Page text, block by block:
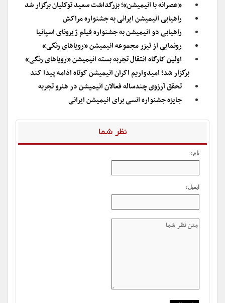
«عصرانه با انیمیشن»؛ بزرگداشت سعید توکلیان برگزار شد
راهیابی انیمیشن ایرانی به جشنواره مراکش
راهیابی دو انیمیشن به جشنواره فیلم ژیرونای اسپانیا
رونمایی از تیزر مجموعه انیمیشن «رویاهای رنگی»
اولین کارگاه انتقال تجربه بسته انیمیشن «رویاهای رنگی»
برگزار شد؛ امیدواریم اکران انیمیشن کوتاه ادامه پیدا کند
تحقق آرزوی چندساله فعالان انیمیشن در هنرو تجربه
جایزه جشنواره انسی برای انیمیشن ایرانی
نظر شما
نام:
ایمیل: